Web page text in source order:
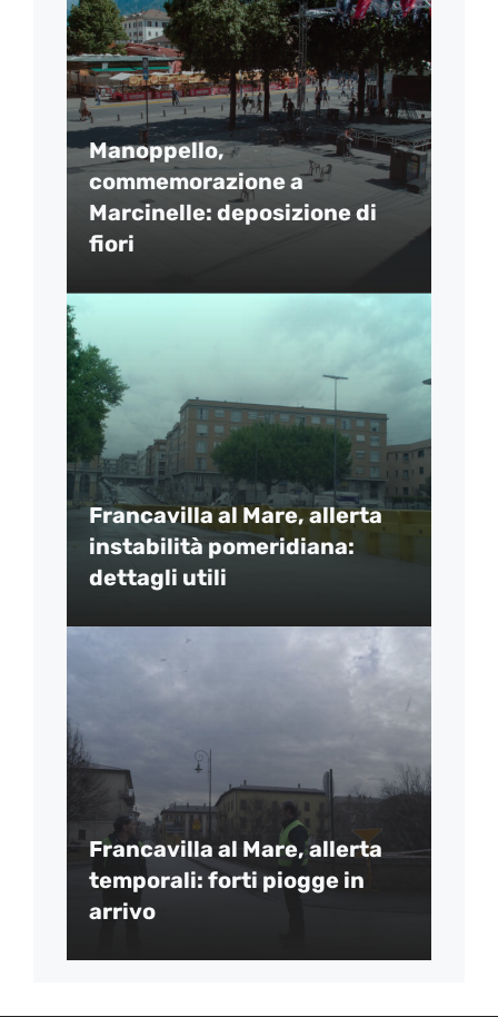
Manoppello,
commemorazione a
Marcinelle: deposizione di
fiori
Francavilla al Mare, allerta
instabilità pomeridiana:
dettagli utili
Francavilla al Mare, allerta
temporali: forti piogge in
arrivo